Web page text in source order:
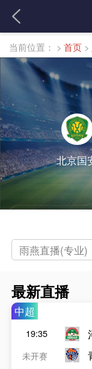
当前位置： > 首页 >
北京国
雨燕直播(专业)
最新直播
中超
19:35
未开赛